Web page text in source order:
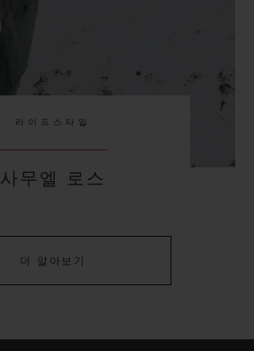
라이프스타일
사무엘 로스
더 알아보기